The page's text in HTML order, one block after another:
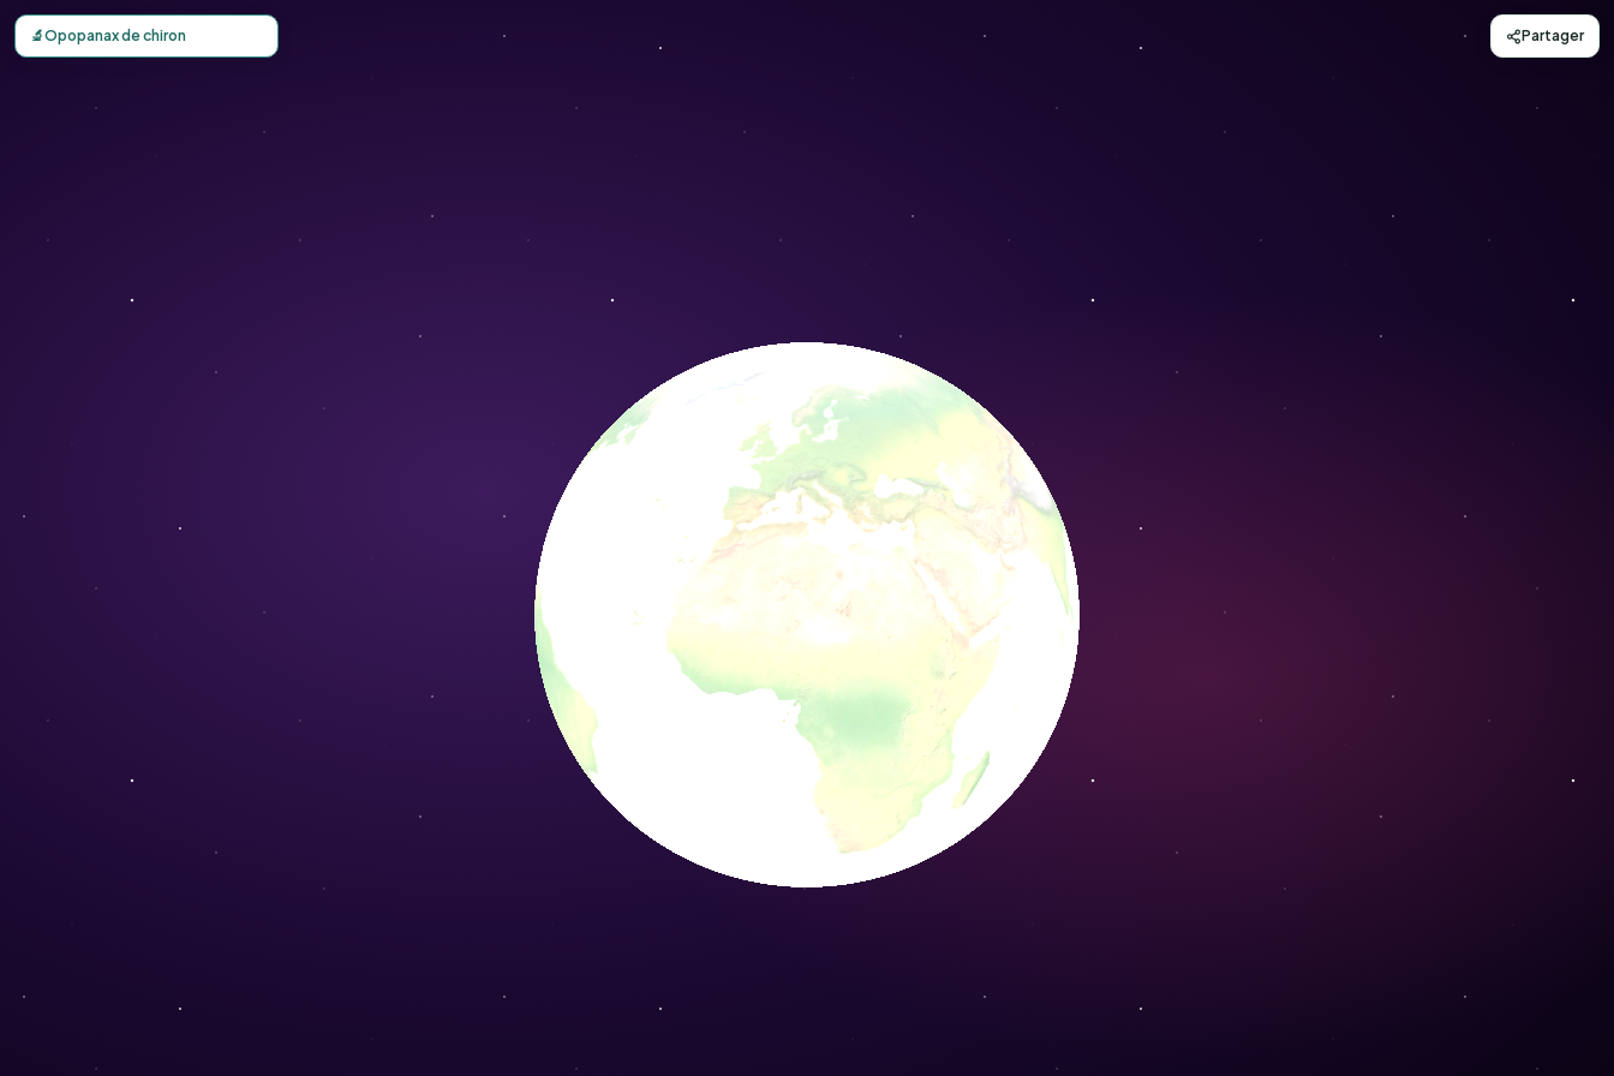
Carte d'observation du Opopanax de chiron (Opopanax chironium) - Conservation Nature
🔬Opopanax de chiron Partager